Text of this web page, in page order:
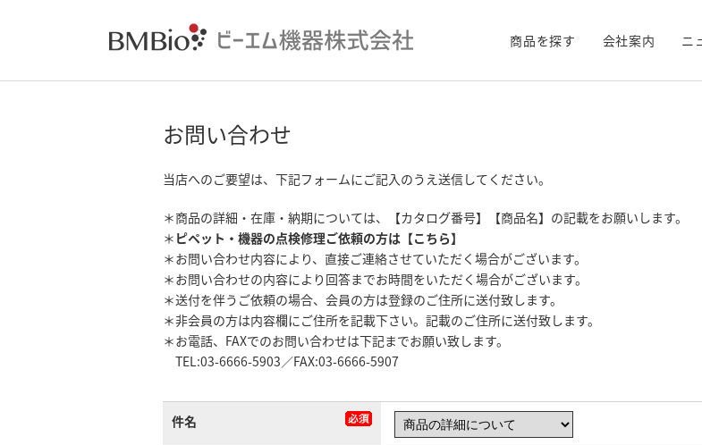
商品を探す 会社案内 ニ
お問い合わせ
当店へのご要望は、下記フォームにご記入のうえ送信してください。
＊商品の詳細・在庫・納期については、【カタログ番号】【商品名】の記載をお願いします。
＊ ピペット・機器の点検修理ご依頼の方は【こちら】
＊お問い合わせ内容により、直接ご連絡させていただく場合がございます。
＊お問い合わせの内容により回答までお時間をいただく場合がございます。
＊送付を伴うご依頼の場合、会員の方は登録のご住所に送付致します。
＊非会員の方は内容欄にご住所を記載下さい。記載のご住所に送付致します。
＊お電話、FAXでのお問い合わせは下記までお願い致します。
TEL:03-6666-5903／FAX:03-6666-5907
件名